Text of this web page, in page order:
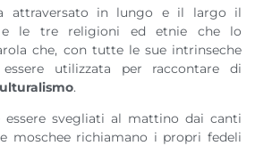
attraversato in lungo e il largo il
e le tre religioni ed etnie che lo
che, con tutte le sue intrinseche
utilizzata per raccontare di
.
essere svegliati al mattino dai canti
moschee richiamano i propri fedeli